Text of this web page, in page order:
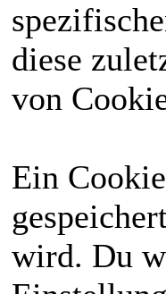
diese
von
Ein
wird. Du